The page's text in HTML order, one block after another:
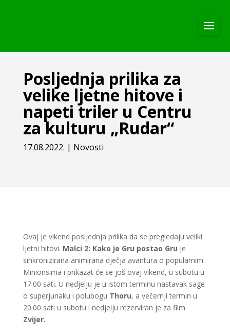
Posljednja prilika za
velike ljetne hitove i
napeti triler u Centru
za kulturu „Rudar“
17.08.2022. | Novosti
Ovaj je vikend posljednja prilika da se pregledaju veliki
ljetni hitovi. Malci 2: Kako je Gru postao Gru je
sinkronizirana animirana dječja avantura o popularnim
Minionsima i prikazat će se još ovaj vikend, u subotu u
17.00 sati. U nedjelju je u istom terminu nastavak sage
o superjunaku i polubogu Thoru, a večernji termin u
20.00 sati u subotu i nedjelju rezerviran je za film
Zvijer.